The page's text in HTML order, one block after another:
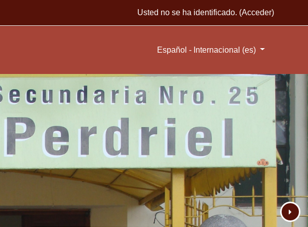
Usted no se ha identificado. (Acceder)
Español - Internacional ‎(es)‎